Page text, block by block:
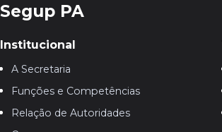
Segup PA
Institucional
A Secretaria
Funções e Competências
Relação de Autoridades